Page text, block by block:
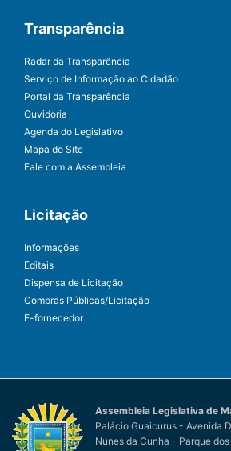
Transparência
Radar da Transparência
Serviço de Informação ao Cidadão
Portal da Transparência
Ouvidoria
Agenda do Legislativo
Mapa do Site
Fale com a Assembleia
Licitação
Informações
Editais
Dispensa de Licitação
Compras Públicas/Licitação
E-fornecedor
Assembleia Legislativa de
Palácio Guaicurus - Avenida
Nunes da Cunha - Parque